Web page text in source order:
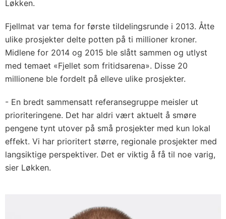
Løkken.
Fjellmat var tema for første tildelingsrunde i 2013. Åtte
ulike prosjekter delte potten på ti millioner kroner.
Midlene for 2014 og 2015 ble slått sammen og utlyst
med temaet «Fjellet som fritidsarena». Disse 20
millionene ble fordelt på elleve ulike prosjekter.
- En bredt sammensatt referansegruppe meisler ut
prioriteringene. Det har aldri vært aktuelt å smøre
pengene tynt utover på små prosjekter med kun lokal
effekt. Vi har prioritert større, regionale prosjekter med
langsiktige perspektiver. Det er viktig å få til noe varig,
sier Løkken.